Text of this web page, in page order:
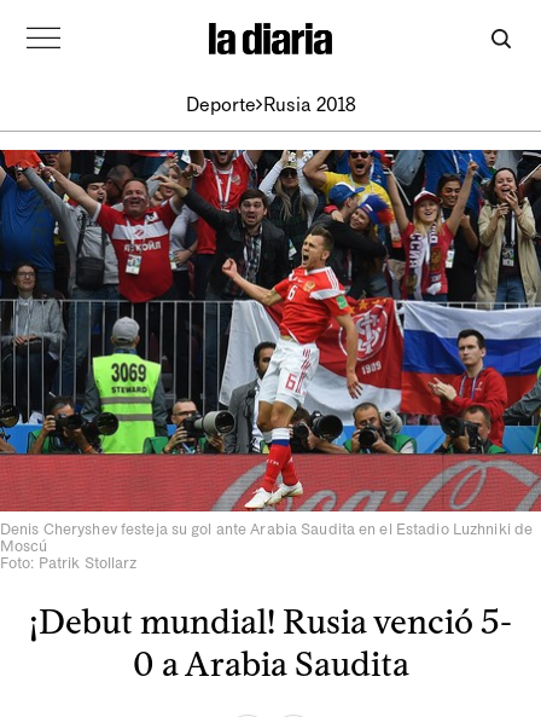
Deporte Rusia 2018
Denis Cheryshev festeja su gol ante Arabia Saudita en el Estadio Luzhniki de
Moscú
Foto: Patrik Stollarz
¡Debut mundial! Rusia venció 5-
0 a Arabia Saudita